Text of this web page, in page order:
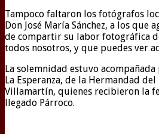
Tampoco faltaron los fotógrafos
Don José María Sánchez, a los que
de compartir su labor fotográfica
todos nosotros, y que puedes ver
La solemnidad estuvo
La Esperanza, de la Hermandad
Villamartín, quienes recibieron la
llegado Párroco.